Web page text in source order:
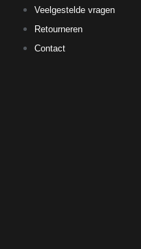
Veelgestelde vragen
Retourneren
Contact